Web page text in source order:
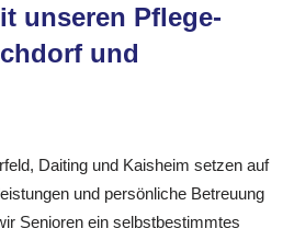
unseren Pflege-
und
Daiting und Kaisheim setzen auf
und persönliche Betreuung
Senioren ein selbstbestimmtes